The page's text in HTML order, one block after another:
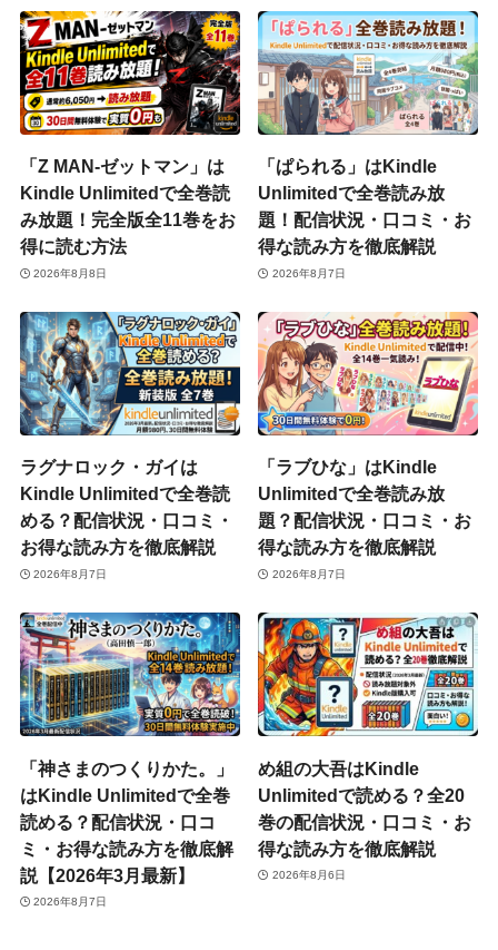
「Z MAN-ゼットマン」は
Kindle Unlimitedで全巻読
み放題！完全版全11巻をお
得に読む方法
2026年8月8日
「ぱられる」はKindle
Unlimitedで全巻読み放
題！配信状況・口コミ・お
得な読み方を徹底解説
2026年8月7日
ラグナロック・ガイは
Kindle Unlimitedで全巻読
める？配信状況・口コミ・
お得な読み方を徹底解説
2026年8月7日
「ラブひな」はKindle
Unlimitedで全巻読み放
題？配信状況・口コミ・お
得な読み方を徹底解説
2026年8月7日
「神さまのつくりかた。」
はKindle Unlimitedで全巻
読める？配信状況・口コ
ミ・お得な読み方を徹底解
説【2026年3月最新】
2026年8月7日
め組の大吾はKindle
Unlimitedで読める？全20
巻の配信状況・口コミ・お
得な読み方を徹底解説
2026年8月6日